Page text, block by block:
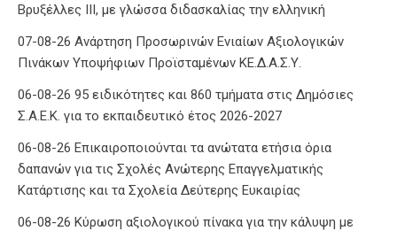
Βρυξέλλες ΙΙΙ, με γλώσσα διδασκαλίας την ελληνική
07-08-26 Ανάρτηση Προσωρινών Ενιαίων Αξιολογικών
Πινάκων Υποψήφιων Προϊσταμένων ΚΕ.Δ.Α.Σ.Υ.
06-08-26 95 ειδικότητες και 860 τμήματα στις Δημόσιες
Σ.Α.Ε.Κ. για το εκπαιδευτικό έτος 2026-2027
06-08-26 Επικαιροποιούνται τα ανώτατα ετήσια όρια
δαπανών για τις Σχολές Ανώτερης Επαγγελματικής
Κατάρτισης και τα Σχολεία Δεύτερης Ευκαιρίας
06-08-26 Κύρωση αξιολογικού πίνακα για την κάλυψη με